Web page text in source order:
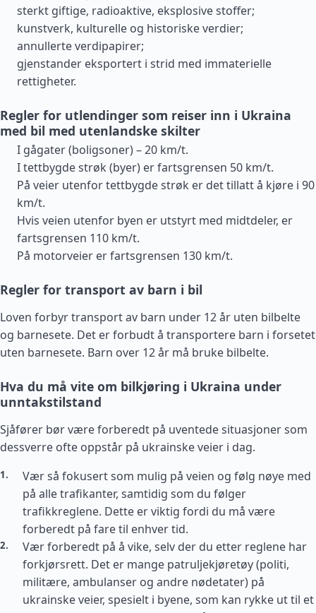
sterkt giftige, radioaktive, eksplosive stoffer;
kunstverk, kulturelle og historiske verdier;
annullerte verdipapirer;
gjenstander eksportert i strid med immaterielle
rettigheter.
Regler for utlendinger som reiser inn i Ukraina
med bil med utenlandske skilter
I gågater (boligsoner) – 20 km/t.
I tettbygde strøk (byer) er fartsgrensen 50 km/t.
På veier utenfor tettbygde strøk er det tillatt å kjøre i 90
km/t.
Hvis veien utenfor byen er utstyrt med midtdeler, er
fartsgrensen 110 km/t.
På motorveier er fartsgrensen 130 km/t.
Regler for transport av barn i bil
Loven forbyr transport av barn under 12 år uten bilbelte
og barnesete. Det er forbudt å transportere barn i forsetet
uten barnesete. Barn over 12 år må bruke bilbelte.
Hva du må vite om bilkjøring i Ukraina under
unntakstilstand
Sjåfører bør være forberedt på uventede situasjoner som
dessverre ofte oppstår på ukrainske veier i dag.
Vær så fokusert som mulig på veien og følg nøye med
på alle trafikanter, samtidig som du følger
trafikkreglene. Dette er viktig fordi du må være
forberedt på fare til enhver tid.
Vær forberedt på å vike, selv der du etter reglene har
forkjørsrett. Det er mange patruljekjøretøy (politi,
militære, ambulanser og andre nødetater) på
ukrainske veier, spesielt i byene, som kan rykke ut til et